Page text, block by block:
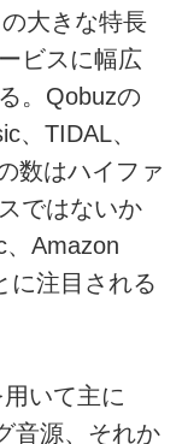
大きな特長
ビスに幅広
。Qobuzの
、TIDAL、
数はハイファ
ではないか
、Amazon
に注目される
いて主に
音源、それか